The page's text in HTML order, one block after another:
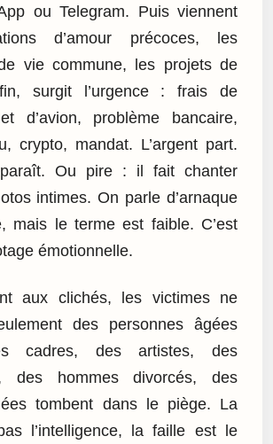
ou Telegram. Puis viennent
d’amour précoces, les
vie commune, les projets de
surgit l’urgence : frais de
d’avion, problème bancaire,
crypto, mandat. L’argent part.
Ou pire : il fait chanter
intimes. On parle d’arnaque
mais le terme est faible. C’est
émotionnelle.
aux clichés, les victimes ne
des personnes âgées
cadres, des artistes, des
des hommes divorcés, des
tombent dans le piège. La
l’intelligence, la faille est le